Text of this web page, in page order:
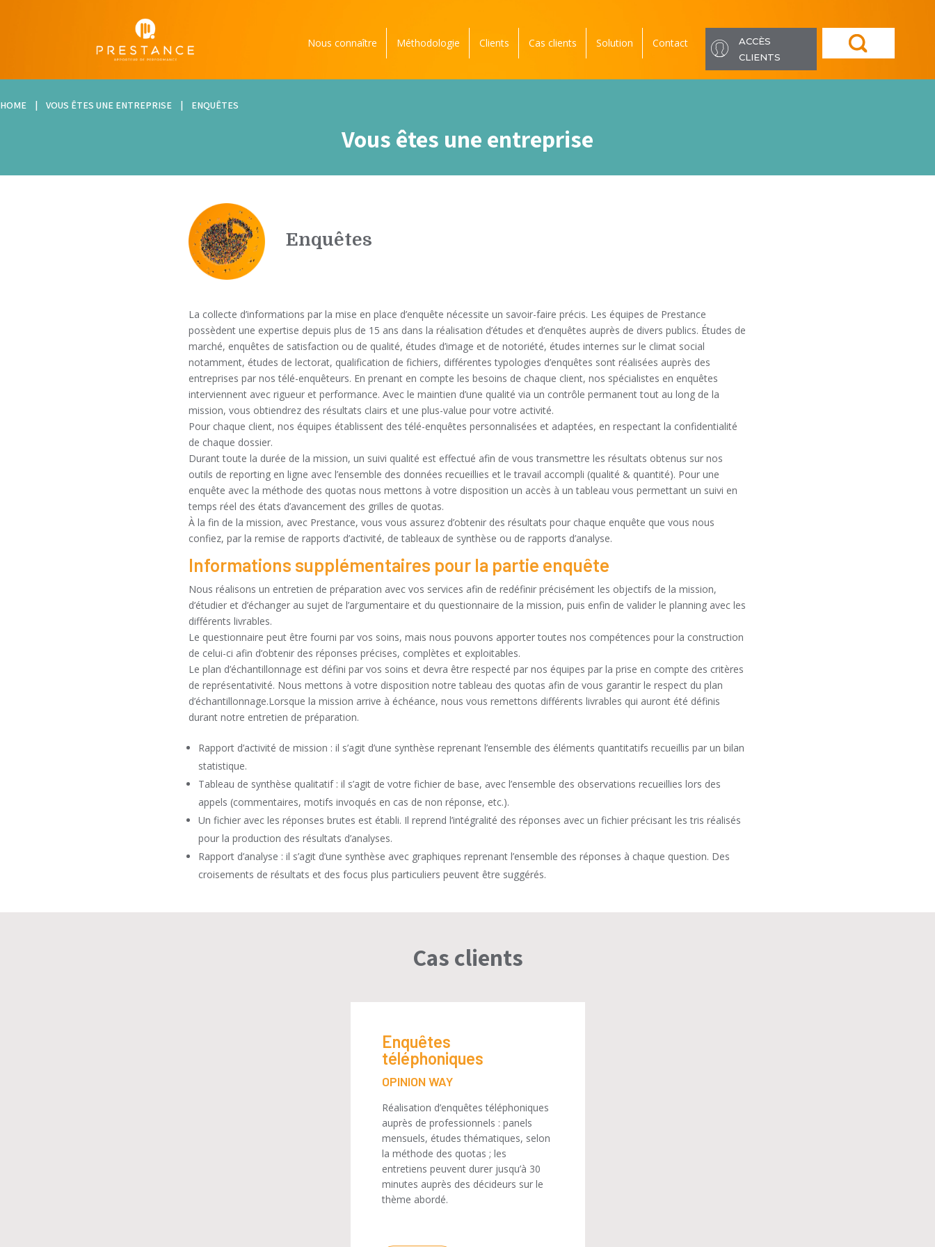
Nous connaître Méthodologie Clients Cas clients Solution Contact
ACCÈS
CLIENTS
HOME | VOUS ÊTES UNE ENTREPRISE | ENQUÊTES
Vous êtes une entreprise
Enquêtes
La collecte d’informations par la mise en place d’enquête nécessite un savoir-faire précis. Les équipes de Prestance
possèdent une expertise depuis plus de 15 ans dans la réalisation d’études et d’enquêtes auprès de divers publics. Études de
marché, enquêtes de satisfaction ou de qualité, études d’image et de notoriété, études internes sur le climat social
notamment, études de lectorat, qualification de fichiers, différentes typologies d’enquêtes sont réalisées auprès des
entreprises par nos télé-enquêteurs. En prenant en compte les besoins de chaque client, nos spécialistes en enquêtes
interviennent avec rigueur et performance. Avec le maintien d’une qualité via un contrôle permanent tout au long de la
mission, vous obtiendrez des résultats clairs et une plus-value pour votre activité.
Pour chaque client, nos équipes établissent des télé-enquêtes personnalisées et adaptées, en respectant la confidentialité
de chaque dossier.
Durant toute la durée de la mission, un suivi qualité est effectué afin de vous transmettre les résultats obtenus sur nos
outils de reporting en ligne avec l’ensemble des données recueillies et le travail accompli (qualité & quantité). Pour une
enquête avec la méthode des quotas nous mettons à votre disposition un accès à un tableau vous permettant un suivi en
temps réel des états d’avancement des grilles de quotas.
À la fin de la mission, avec Prestance, vous vous assurez d’obtenir des résultats pour chaque enquête que vous nous
confiez, par la remise de rapports d’activité, de tableaux de synthèse ou de rapports d’analyse.
Informations supplémentaires pour la partie enquête
Nous réalisons un entretien de préparation avec vos services afin de redéfinir précisément les objectifs de la mission,
d’étudier et d’échanger au sujet de l’argumentaire et du questionnaire de la mission, puis enfin de valider le planning avec les
différents livrables.
Le questionnaire peut être fourni par vos soins, mais nous pouvons apporter toutes nos compétences pour la construction
de celui-ci afin d’obtenir des réponses précises, complètes et exploitables.
Le plan d’échantillonnage est défini par vos soins et devra être respecté par nos équipes par la prise en compte des critères
de représentativité. Nous mettons à votre disposition notre tableau des quotas afin de vous garantir le respect du plan
d’échantillonnage.Lorsque la mission arrive à échéance, nous vous remettons différents livrables qui auront été définis
durant notre entretien de préparation.
Rapport d’activité de mission : il s’agit d’une synthèse reprenant l’ensemble des éléments quantitatifs recueillis par un bilan
statistique.
Tableau de synthèse qualitatif : il s’agit de votre fichier de base, avec l’ensemble des observations recueillies lors des
appels (commentaires, motifs invoqués en cas de non réponse, etc.).
Un fichier avec les réponses brutes est établi. Il reprend l’intégralité des réponses avec un fichier précisant les tris réalisés
pour la production des résultats d’analyses.
Rapport d’analyse : il s’agit d’une synthèse avec graphiques reprenant l’ensemble des réponses à chaque question. Des
croisements de résultats et des focus plus particuliers peuvent être suggérés.
Cas clients
Enquêtes
téléphoniques
OPINION WAY
Réalisation d’enquêtes téléphoniques
auprès de professionnels : panels
mensuels, études thématiques, selon
la méthode des quotas ; les
entretiens peuvent durer jusqu’à 30
minutes auprès des décideurs sur le
thème abordé.